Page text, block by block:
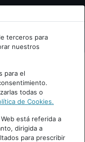
Cancelar
terceros para
nuestros
para el
todas o
de Cookies.
está referida a
dirigida a
para prescribir